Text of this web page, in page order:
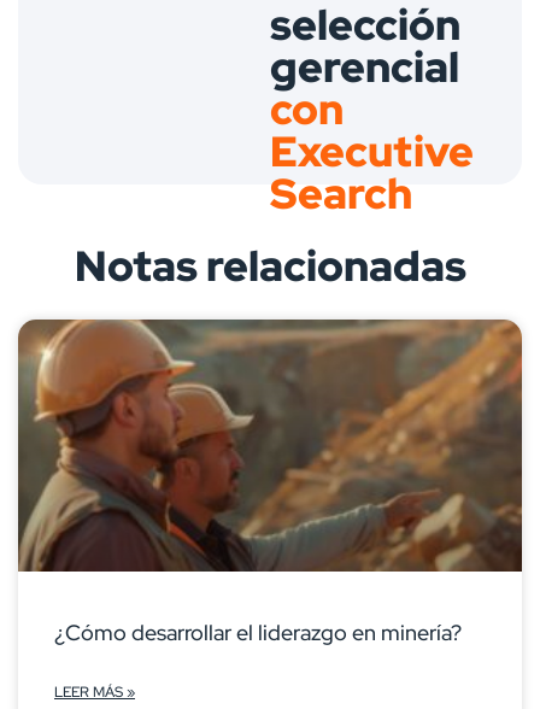
selección
gerencial
con
Executive
Search
Notas relacionadas
¿Cómo desarrollar el liderazgo en minería?
LEER MÁS »